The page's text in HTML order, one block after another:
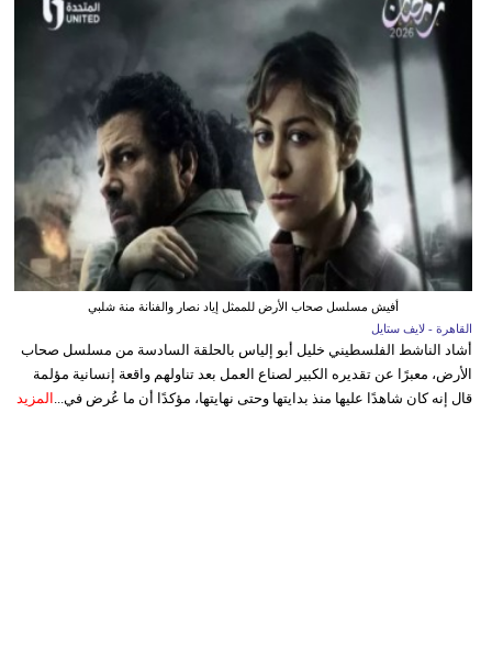
أفيش مسلسل صحاب الأرض للممثل إياد نصار والفنانة منة شلبي
القاهرة - لايف ستايل
أشاد الناشط الفلسطيني خليل أبو إلياس بالحلقة السادسة من مسلسل صحاب
الأرض، معبرًا عن تقديره الكبير لصناع العمل بعد تناولهم واقعة إنسانية مؤلمة
قال إنه كان شاهدًا عليها منذ بدايتها وحتى نهايتها، مؤكدًا أن ما عُرض في... المزيد